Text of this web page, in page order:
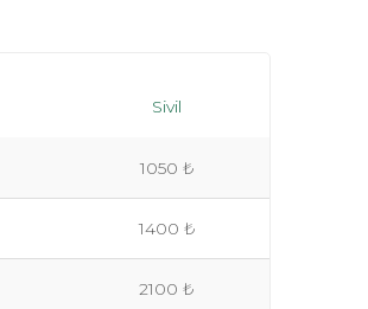
Sivil
1050 ₺
1400 ₺
2100 ₺